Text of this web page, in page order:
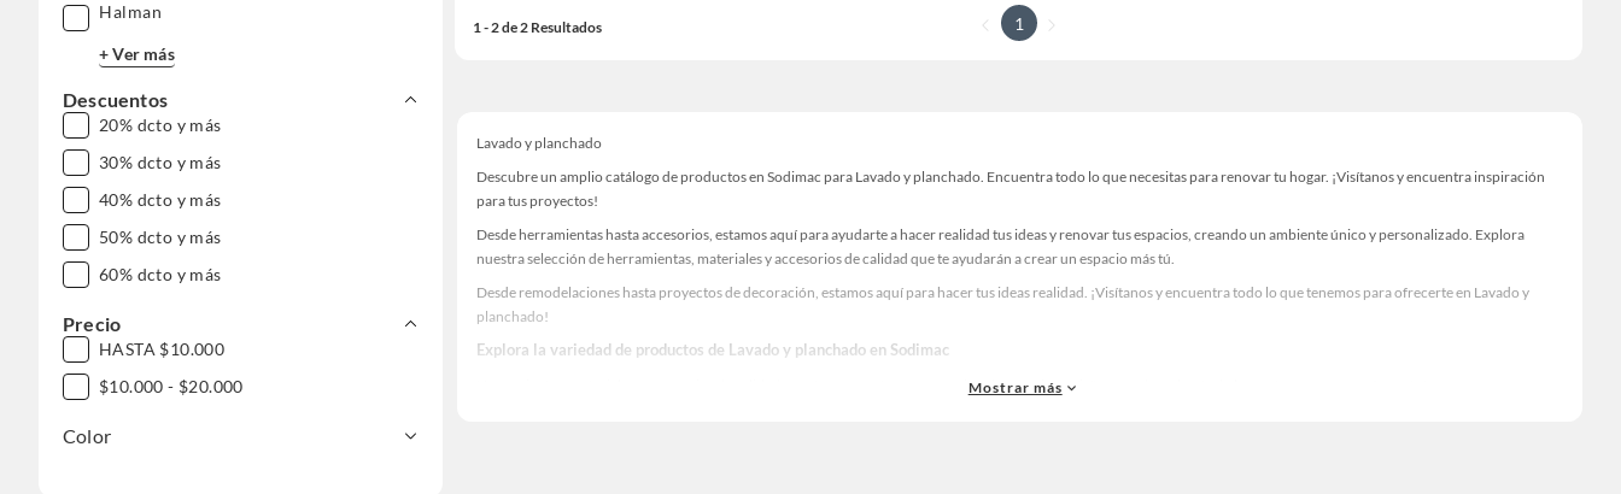
Halman
+ Ver más
Descuentos
20% dcto y más
30% dcto y más
40% dcto y más
50% dcto y más
60% dcto y más
Precio
HASTA $10.000
$10.000 - $20.000
Color
1 - 2 de 2 Resultados 1
Lavado y planchado
Descubre un amplio catálogo de productos en Sodimac para Lavado y planchado. Encuentra todo lo que necesitas para renovar tu hogar. ¡Visítanos y encuentra inspiración
para tus proyectos!
Desde herramientas hasta accesorios, estamos aquí para ayudarte a hacer realidad tus ideas y renovar tus espacios, creando un ambiente único y personalizado. Explora
nuestra selección de herramientas, materiales y accesorios de calidad que te ayudarán a crear un espacio más tú.
Desde remodelaciones hasta proyectos de decoración, estamos aquí para hacer tus ideas realidad. ¡Visítanos y encuentra todo lo que tenemos para ofrecerte en Lavado y
planchado!
Explora la variedad de productos de Lavado y planchado en Sodimac
Herramientas, materiales y accesorios de calidad para tus proyectos y renovación de espacios. ¡Visítanos y descubre todo lo que tenemos para ofrecerte!
Mostrar más